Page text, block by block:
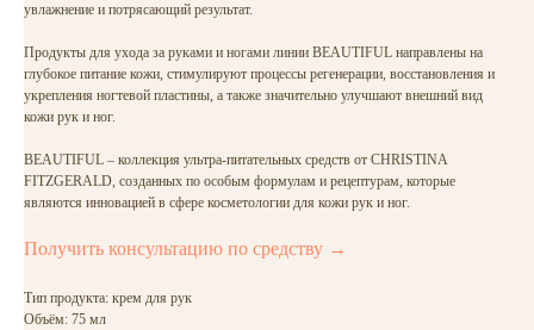
увлажнение и потрясающий результат.
Продукты для ухода за руками и ногами линии BEAUTIFUL направлены на
глубокое питание кожи, стимулируют процессы регенерации, восстановления и
укрепления ногтевой пластины, а также значительно улучшают внешний вид
кожи рук и ног.
BEAUTIFUL – коллекция ультра-питательных средств от CHRISTINA
FITZGERALD, созданных по особым формулам и рецептурам, которые
являются инновацией в сфере косметологии для кожи рук и ног.
Получить консультацию по средству →
Тип продукта: крем для рук
Объём: 75 мл